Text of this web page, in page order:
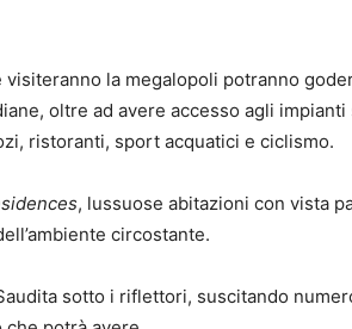
la megalopoli potranno
oltre ad avere accesso agli impianti
ristoranti, sport acquatici e ciclismo.
, lussuose abitazioni con vista
circostante.
sotto i riflettori, suscitando